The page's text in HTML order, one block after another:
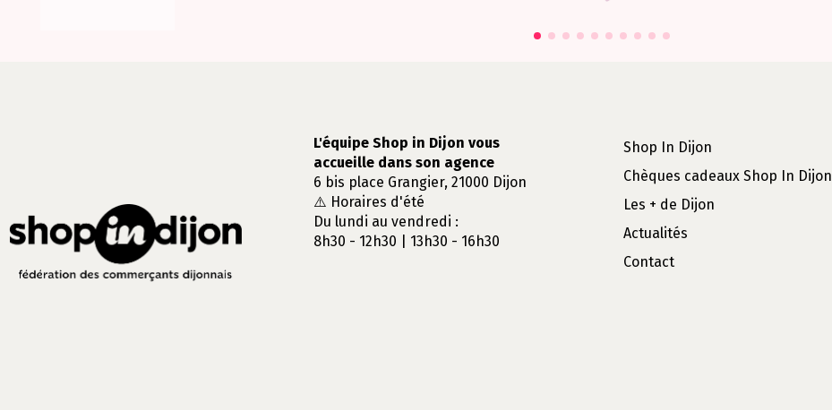
L'équipe Shop in Dijon vous
accueille dans son agence
6 bis place Grangier, 21000 Dijon
⚠️ Horaires d'été
Du lundi au vendredi :
8h30 - 12h30 | 13h30 - 16h30
Shop In Dijon
Chèques cadeaux Shop In Dijon
Les + de Dijon
Actualités
Contact